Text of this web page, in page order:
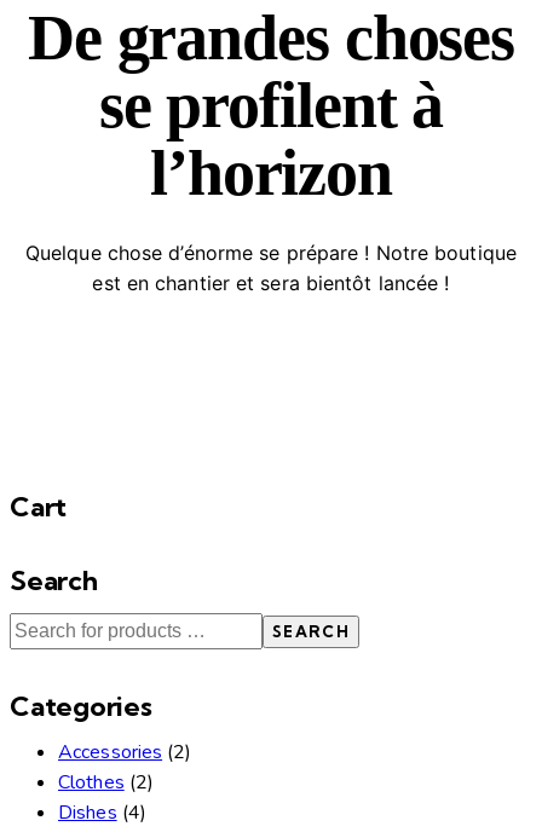
De grandes choses
se profilent à
l’horizon
Quelque chose d’énorme se prépare ! Notre boutique
est en chantier et sera bientôt lancée !
Cart
Search
SEARCH
Categories
Accessories (2)
Clothes (2)
Dishes (4)